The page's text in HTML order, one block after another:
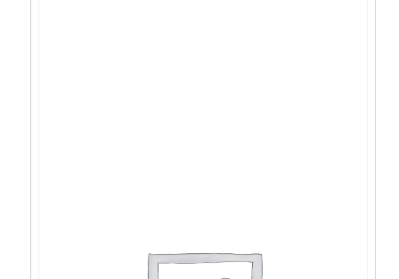
5425U/8GB/512GB/15,6”FHD/DOS/m+t –
NX.K80EX.00G